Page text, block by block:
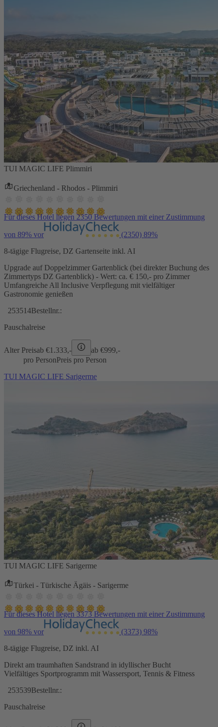
TUI MAGIC LIFE Plimmiri
Griechenland - Rhodos - Plimmiri
Für dieses Hotel liegen 2350 Bewertungen mit einer Zustimmung
von 89% vor (2350) 89%
8-tägige Flugreise, DZ Gartenseite inkl. AI
Upgrade auf Doppelzimmer Gartenblick (bei direkter Buchung des
Zimmertyps DZ Gartenblick) - Wert: ca. € 150,- pro Zimmer
Umfangreiche All Inclusive Verpflegung mit vielfältiger
Gastronomie genießen
253514Bestellnr.:
Pauschalreise
Alter Preisab €1.333,- ab €999,-
pro PersonPreis pro Person
TUI MAGIC LIFE Sarigerme
TUI MAGIC LIFE Sarigerme
Türkei - Türkische Ägäis - Sarigerme
Für dieses Hotel liegen 3373 Bewertungen mit einer Zustimmung
von 98% vor (3373) 98%
8-tägige Flugreise, DZ inkl. AI
Direkt am traumhaften Sandstrand in idyllischer Bucht
Vielfältiges Sportprogramm mit Wassersport, Tennis & Fitness
253539Bestellnr.:
Pauschalreise